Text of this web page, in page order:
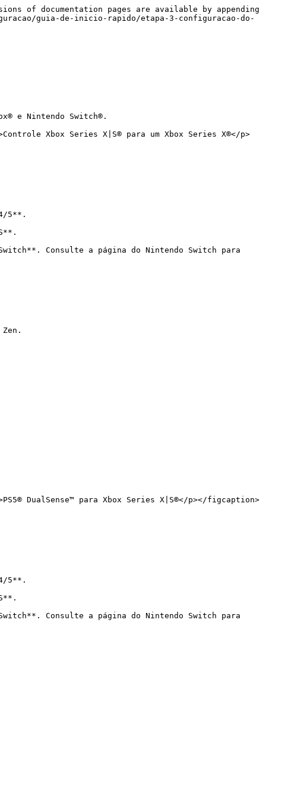
of documentation pages are available by appending
guia-de-inicio-rapido/etapa-3-configuracao-do-
e Nintendo Switch®.
Xbox Series X|S® para um Xbox Series X®</p>
5**.
Consulte a página do Nintendo Switch para
DualSense™ para Xbox Series X|S®</p></figcaption>
5**.
Consulte a página do Nintendo Switch para